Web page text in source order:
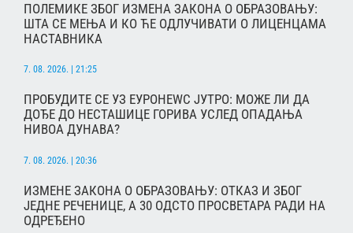
ПОЛЕМИКЕ ЗБОГ ИЗМЕНА ЗАКОНА О ОБРАЗОВАЊУ:
ШТА СЕ МЕЊА И КО ЋЕ ОДЛУЧИВАТИ О ЛИЦЕНЦАМА
НАСТАВНИКА
7. 08. 2026. | 21:25
ПРОБУДИТЕ СЕ УЗ ЕУРОНЕWС ЈУТРО: МОЖЕ ЛИ ДА
ДОЂЕ ДО НЕСТАШИЦЕ ГОРИВА УСЛЕД ОПАДАЊА
НИВОА ДУНАВА?
7. 08. 2026. | 20:36
ИЗМЕНЕ ЗАКОНА О ОБРАЗОВАЊУ: ОТКАЗ И ЗБОГ
ЈЕДНЕ РЕЧЕНИЦЕ, А 30 ОДСТО ПРОСВЕТАРА РАДИ НА
ОДРЕЂЕНО